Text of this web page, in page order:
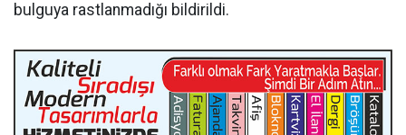
bulguya rastlanmadığı bildirildi.